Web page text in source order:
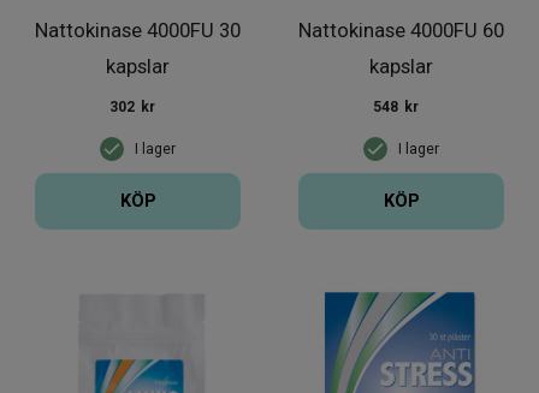
Nattokinase 4000FU 30
kapslar
I lager
302 kr
KÖP
Nattokinase 4000FU 60
kapslar
I lager
548 kr
KÖP